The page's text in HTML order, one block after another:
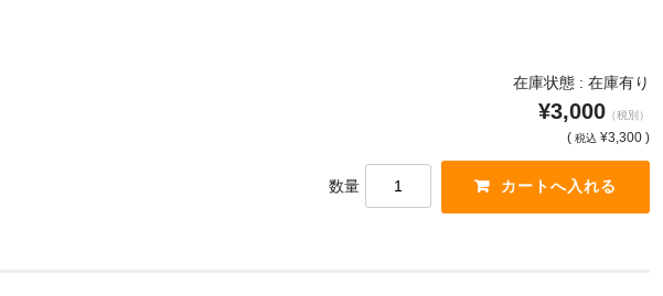
在庫状態 : 在庫有り
¥3,000 （税別）
( 税込 ¥3,300 )
数量